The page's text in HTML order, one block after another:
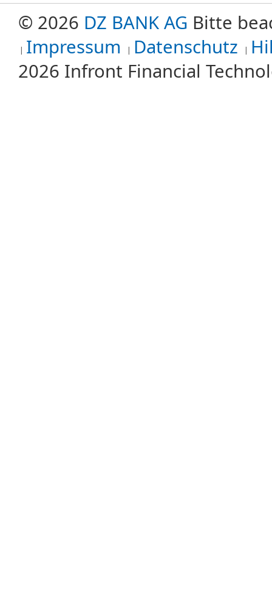
© 2026 DZ BANK AG Bitte
Impressum
Datenschutz
2026 Infront Financial